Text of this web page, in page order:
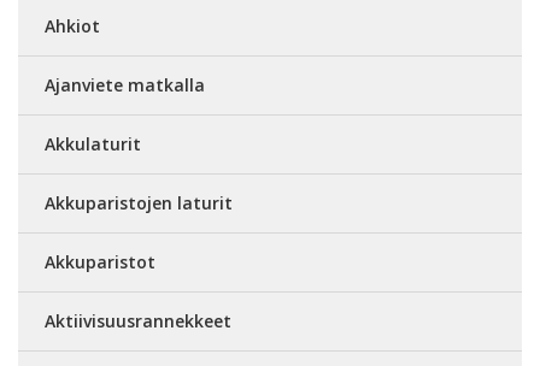
Ahkiot
Ajanviete matkalla
Akkulaturit
Akkuparistojen laturit
Akkuparistot
Aktiivisuusrannekkeet